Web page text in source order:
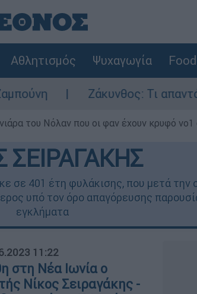
Αθλητισμός Ψυχαγωγία
Ζάκυνθος: Τι απαντά η ΕΛΑΣ
του Νόλαν που οι φαν έχουν κρυφό νο1
ΣΕΙΡΑΓΑΚΗΣ
σε 401 έτη φυλάκισης, που μετά την
υπό τον όρο απαγόρευσης
εγκλήματα
11:22
στη Νέα Ιωνία ο
Νίκος Σειραγάκης -